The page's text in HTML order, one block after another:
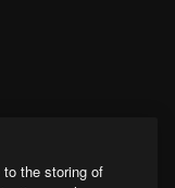
to the storing of